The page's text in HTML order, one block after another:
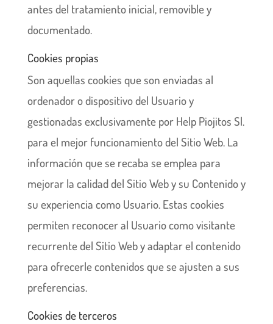
antes del tratamiento inicial, removible y
documentado.
Cookies propias
Son aquellas cookies que son enviadas al
ordenador o dispositivo del Usuario y
gestionadas exclusivamente por Help Piojitos Sl.
para el mejor funcionamiento del Sitio Web. La
información que se recaba se emplea para
mejorar la calidad del Sitio Web y su Contenido y
su experiencia como Usuario. Estas cookies
permiten reconocer al Usuario como visitante
recurrente del Sitio Web y adaptar el contenido
para ofrecerle contenidos que se ajusten a sus
preferencias.
Cookies de terceros